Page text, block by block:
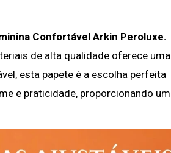
Confortável Arkin Peroluxe.
de alta qualidade oferece uma
esta papete é a escolha perfeita
e praticidade, proporcionando um